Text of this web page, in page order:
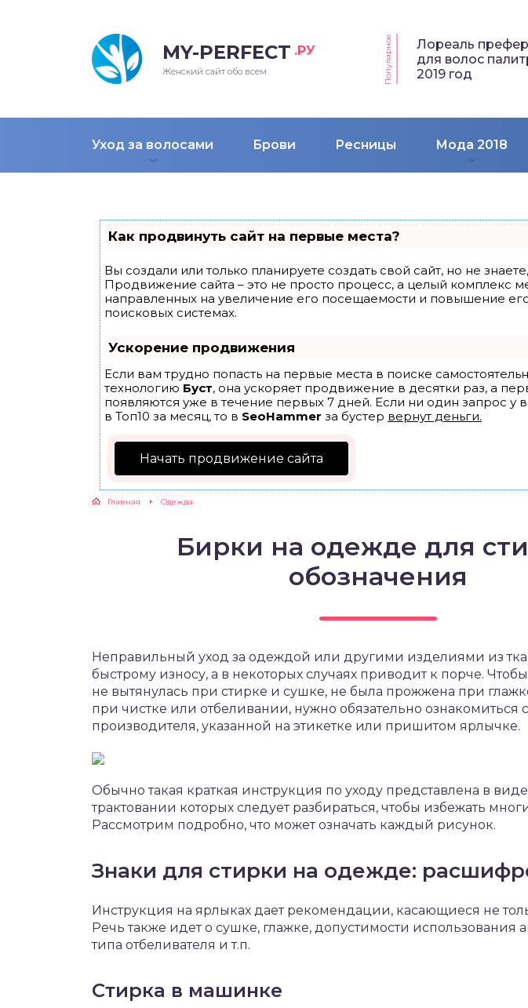
MY-PERFECT .РУ
Женский сайт обо всем Популярное
Лореаль
для волос
2019 год
Уход за волосами Брови Ресницы Мода 2018
Как продвинуть сайт на первые места?
Вы создали или только планируете создать свой сайт, но не
Продвижение сайта – это не просто процесс, а целый комплекс
направленных на увеличение его посещаемости и повышение
поисковых системах.
Ускорение продвижения
Если вам трудно попасть на первые места в поиске
технологию Буст, она ускоряет продвижение в десятки раз, а
появляются уже в течение первых 7 дней. Если ни один запрос у
в Топ10 за месяц, то в SeoHammer за бустер вернут деньги.
Начать продвижение сайта
Главная Одежда
Бирки на одежде для
обозначения
Неправильный уход за одеждой или другими изделиями из
быстрому износу, а в некоторых случаях приводит к порче.
не вытянулась при стирке и сушке, не была прожжена при
при чистке или отбеливании, нужно обязательно
производителя, указанной на этикетке или пришитом ярлычке.
Обычно такая краткая инструкция по уходу представлена в
трактовании которых следует разбираться, чтобы избежать
Рассмотрим подробно, что может означать каждый рисунок.
Знаки для стирки на одежде:
Инструкция на ярлыках дает рекомендации, касающиеся не
Речь также идет о сушке, глажке, допустимости использования
типа отбеливателя и т.п.
Стирка в машинке
прически 2018
стрижки 2018